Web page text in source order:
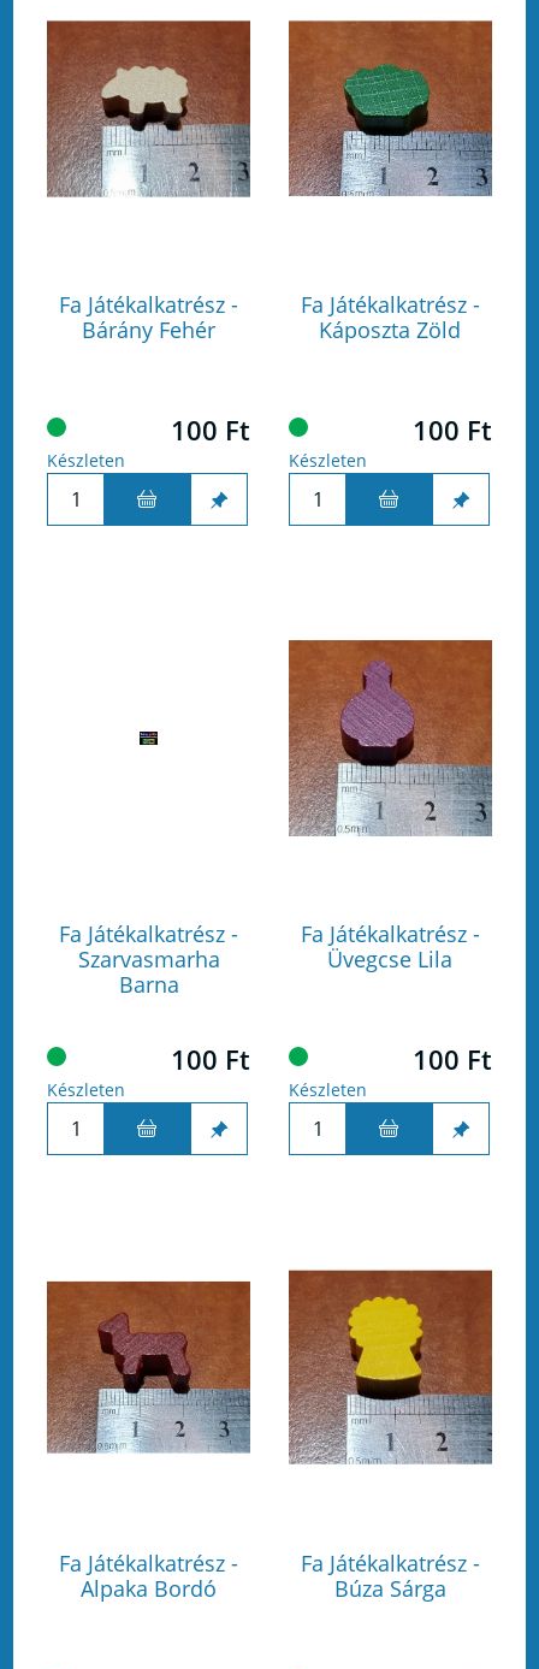
Fa Játékalkatrész -
Bárány Fehér
100 Ft
Készleten
Fa Játékalkatrész -
Káposzta Zöld
100 Ft
Készleten
Fa Játékalkatrész -
Szarvasmarha
Barna
100 Ft
Készleten
Fa Játékalkatrész -
Üvegcse Lila
100 Ft
Készleten
Fa Játékalkatrész -
Alpaka Bordó
Fa Játékalkatrész -
Búza Sárga